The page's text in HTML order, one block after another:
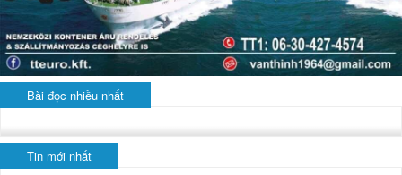
Bài đọc nhiều nhất
Tin mới nhất